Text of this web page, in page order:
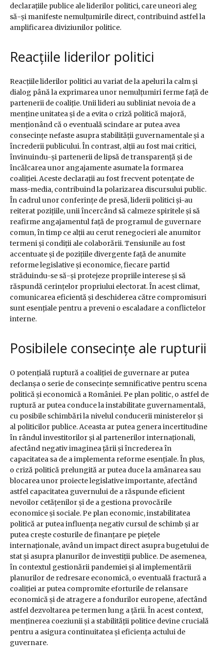
declarațiile publice ale liderilor politici, care uneori aleg
să-și manifeste nemulțumirile direct, contribuind astfel la
amplificarea diviziunilor politice.
Reacțiile liderilor politici
Reacțiile liderilor politici au variat de la apeluri la calm și
dialog până la exprimarea unor nemulțumiri ferme față de
partenerii de coaliție. Unii lideri au subliniat nevoia de a
menține unitatea și de a evita o criză politică majoră,
menționând că o eventuală scindare ar putea avea
consecințe nefaste asupra stabilității guvernamentale și a
încrederii publicului. În contrast, alții au fost mai critici,
învinuindu-și partenerii de lipsă de transparență și de
încălcarea unor angajamente asumate la formarea
coaliției. Aceste declarații au fost frecvent potențate de
mass-media, contribuind la polarizarea discursului public.
În cadrul unor conferințe de presă, liderii politici și-au
reiterat pozițiile, unii încercând să calmeze spiritele și să
reafirme angajamentul față de programul de guvernare
comun, în timp ce alții au cerut renegocieri ale anumitor
termeni și condiții ale colaborării. Tensiunile au fost
accentuate și de pozițiile divergente față de anumite
reforme legislative și economice, fiecare partid
străduindu-se să-și protejeze propriile interese și să
răspundă cerințelor propriului electorat. În acest climat,
comunicarea eficientă și deschiderea către compromisuri
sunt esențiale pentru a preveni o escaladare a conflictelor
interne.
Posibilele consecințe ale rupturii
O potențială ruptură a coaliției de guvernare ar putea
declanșa o serie de consecințe semnificative pentru scena
politică și economică a României. Pe plan politic, o astfel de
ruptură ar putea conduce la instabilitate guvernamentală,
cu posibile schimbări la nivelul conducerii ministerelor și
al politicilor publice. Aceasta ar putea genera incertitudine
în rândul investitorilor și al partenerilor internaționali,
afectând negativ imaginea țării și încrederea în
capacitatea sa de a implementa reforme esențiale. În plus,
o criză politică prelungită ar putea duce la amânarea sau
blocarea unor proiecte legislative importante, afectând
astfel capacitatea guvernului de a răspunde eficient
nevoilor cetățenilor și de a gestiona provocările
economice și sociale. Pe plan economic, instabilitatea
politică ar putea influența negativ cursul de schimb și ar
putea crește costurile de finanțare pe piețele
internaționale, având un impact direct asupra bugetului de
stat și asupra planurilor de investiții publice. De asemenea,
în contextul gestionării pandemiei și al implementării
planurilor de redresare economică, o eventuală fractură a
coaliției ar putea compromite eforturile de relansare
economică și de atragere a fondurilor europene, afectând
astfel dezvoltarea pe termen lung a țării. În acest context,
menținerea coeziunii și a stabilității politice devine crucială
pentru a asigura continuitatea și eficiența actului de
guvernare.